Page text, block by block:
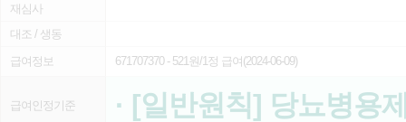
재심사
대조 / 생동
급여정보
671707370- 521원/1정 급여(2024-06-09)
급여인정기준 · [일반원칙] 당뇨병용